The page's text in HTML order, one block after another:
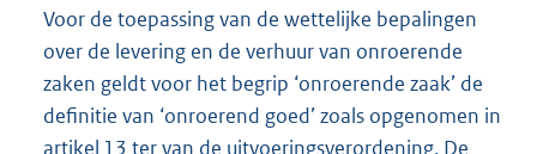
Voor de toepassing van de wettelijke bepalingen
over de levering en de verhuur van onroerende
zaken geldt voor het begrip ‘onroerende zaak’ de
definitie van ‘onroerend goed’ zoals opgenomen in
artikel 13 ter van de uitvoeringsverordening. De